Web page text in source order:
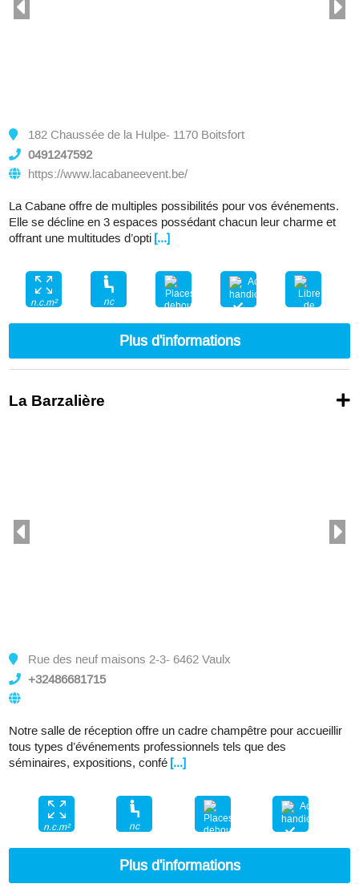
182 Chaussée de la Hulpe- 1170 Boitsfort
0491247592
https://www.lacabaneevent.be/
La Cabane offre de multiples possibilités pour vos événements.
Elle se décline en 3 espaces possédant chacun leur charme et
offrant une multitudes d’opti [...]
n.c.m²
nc
Plus d'informations
La Barzalière
Rue des neuf maisons 2-3- 6462 Vaulx
+32486681715
Notre salle de réception offre un cadre champêtre pour accueillir
tous types d’événements professionnels tels que des
séminaires, expositions, confé [...]
n.c.m²
nc
Plus d'informations